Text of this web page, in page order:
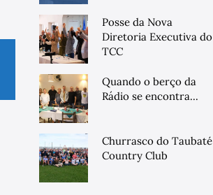
Posse da Nova
Diretoria Executiva do
TCC
Quando o berço da
Rádio se encontra...
Churrasco do Taubaté
Country Club